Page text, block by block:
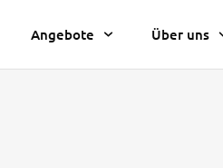
Angebote Über uns